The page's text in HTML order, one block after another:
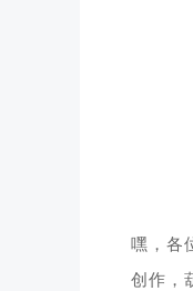
嘿，各
创作，